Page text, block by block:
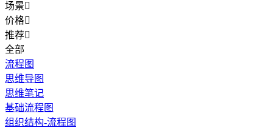
场景
价格
推荐
全部
流程图
思维导图
思维笔记
基础流程图
组织结构-流程图